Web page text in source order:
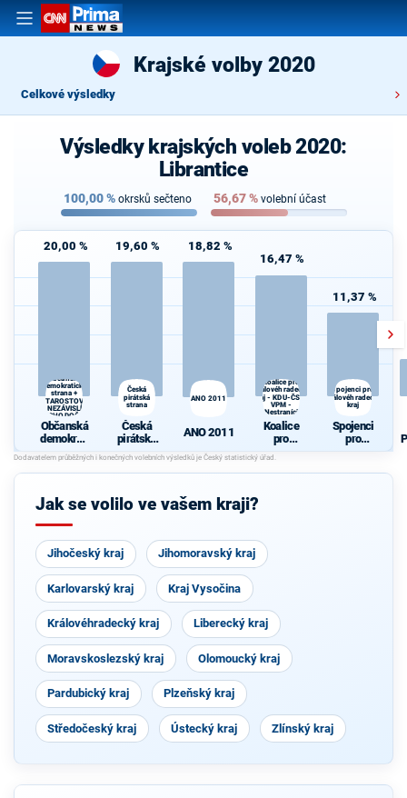
Krajské volby 2020
Celkové výsledky
Výsledky krajských voleb 2020:
Librantice
100,00% okrsků sečteno 56,67% volební účast
20,00 %
Občanská
demokratická
strana +
STAROSTOVÉ
A NEZÁVISLÍ a
VÝCHODOČEŠI
Občanská
demokrati
cká strana
+
STAROST
NEZÁVISL
VÝCHODO
ČEŠI
19,60 %
Česká
pirátská
strana
Česká
pirátská
strana
18,82 %
ANO 2011
ANO 2011
16,47 %
Koalice pro
Královéhradecký
kraj - KDU-ČSL -
VPM -
Nestraníci
Koalice
pro
Královéhra
decký kraj
- KDU-
11,37 %
Spojenci pro
Královéhradecký
kraj
Spojenci
pro
Královéhra
Jak se volilo ve vašem kraji?
Jihočeský kraj Jihomoravský kraj
Karlovarský kraj Kraj Vysočina
Královéhradecký kraj Liberecký kraj
Moravskoslezský kraj Olomoucký kraj
Pardubický kraj Plzeňský kraj
Středočeský kraj Ústecký kraj Zlínský kraj